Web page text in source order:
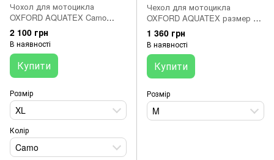
Чохол для мотоцикла
OXFORD AQUATEX Camo
колір camo розмір XL (CV214)
2 100 грн
В наявності
Купити
Розмір
XL
Колір
Camo
Чехол для мотоцикла
OXFORD AQUATEX размер M
(CV202) водонепроницаемый
1 360 грн
В наявності
Купити
Розмір
M